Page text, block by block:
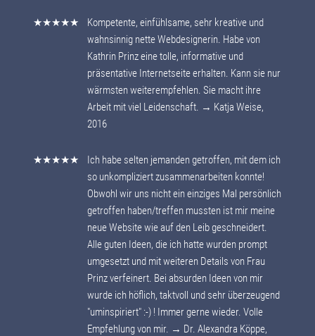
★★★★★
Kompetente, einfühlsame, sehr kreative und
wahnsinnig nette Webdesignerin. Habe von
Kathrin Prinz eine tolle, informative und
präsentative Internetseite erhalten. Kann sie nur
wärmsten weiterempfehlen. Sie macht ihre
Arbeit mit viel Leidenschaft. → Katja Weise,
2016
★★★★★
Ich habe selten jemanden getroffen, mit dem ich
so unkompliziert zusammenarbeiten konnte!
Obwohl wir uns nicht ein einziges Mal persönlich
getroffen haben/treffen mussten ist mir meine
neue Website wie auf den Leib geschneidert.
Alle guten Ideen, die ich hatte wurden prompt
umgesetzt und mit weiteren Details von Frau
Prinz verfeinert. Bei absurden Ideen von mir
wurde ich höflich, taktvoll und sehr überzeugend
"uminspiriert" :-) ! Immer gerne wieder. Volle
Empfehlung von mir. → Dr. Alexandra Köppe,